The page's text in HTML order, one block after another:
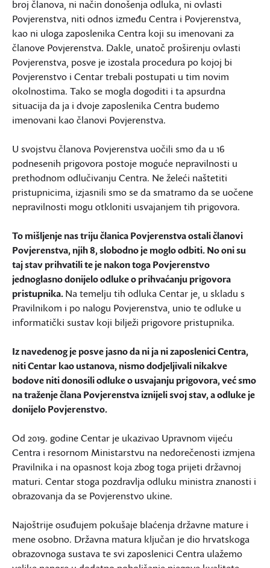
broj članova, ni način donošenja odluka, ni ovlasti
Povjerenstva, niti odnos između Centra i Povjerenstva,
kao ni uloga zaposlenika Centra koji su imenovani za
članove Povjerenstva. Dakle, unatoč proširenju ovlasti
Povjerenstva, posve je izostala procedura po kojoj bi
Povjerenstvo i Centar trebali postupati u tim novim
okolnostima. Tako se mogla dogoditi i ta apsurdna
situacija da ja i dvoje zaposlenika Centra budemo
imenovani kao članovi Povjerenstva.
U svojstvu članova Povjerenstva uočili smo da u 16
podnesenih prigovora postoje moguće nepravilnosti u
prethodnom odlučivanju Centra. Ne želeći naštetiti
pristupnicima, izjasnili smo se da smatramo da se uočene
nepravilnosti mogu otkloniti usvajanjem tih prigovora.
To mišljenje nas triju članica Povjerenstva ostali članovi
Povjerenstva, njih 8, slobodno je moglo odbiti. No oni su
taj stav prihvatili te je nakon toga Povjerenstvo
jednoglasno donijelo odluke o prihvaćanju prigovora
pristupnika.Na temelju tih odluka Centar je, u skladu s
Pravilnikom i po nalogu Povjerenstva, unio te odluke u
informatički sustav koji bilježi prigovore pristupnika.
Iz navedenog je posve jasno da ni ja ni zaposlenici Centra,
niti Centar kao ustanova, nismo dodjeljivali nikakve
bodove niti donosili odluke o usvajanju prigovora, već smo
na traženje člana Povjerenstva iznijeli svoj stav, a odluke je
donijelo Povjerenstvo.
Od 2019. godine Centar je ukazivao Upravnom vijeću
Centra i resornom Ministarstvu na nedorečenosti izmjena
Pravilnika i na opasnost koja zbog toga prijeti državnoj
maturi. Centar stoga pozdravlja odluku ministra znanosti i
obrazovanja da se Povjerenstvo ukine.
Najoštrije osuđujem pokušaje blaćenja državne mature i
mene osobno. Državna matura ključan je dio hrvatskoga
obrazovnoga sustava te svi zaposlenici Centra ulažemo